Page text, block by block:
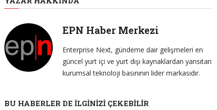
EPN Haber Merkezi
Enterprise Next, gündeme dair gelişmeleri en
güncel yurt içi ve yurt dışı kaynaklardan yansıtan
kurumsal teknoloji basınının lider markasıdır.
BU HABERLER DE İLGINIZI ÇEKEBILIR